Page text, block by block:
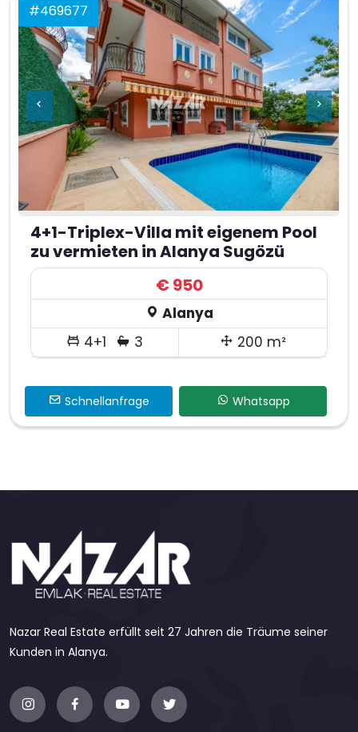
#469677
4+1-Triplex-Villa mit eigenem Pool
zu vermieten in Alanya Sugözü
€ 950
Alanya
4+1
3 200 m²
Schnellanfrage Whatsapp
Nazar Real Estate erfüllt seit 27 Jahren die Träume seiner
Kunden in Alanya.